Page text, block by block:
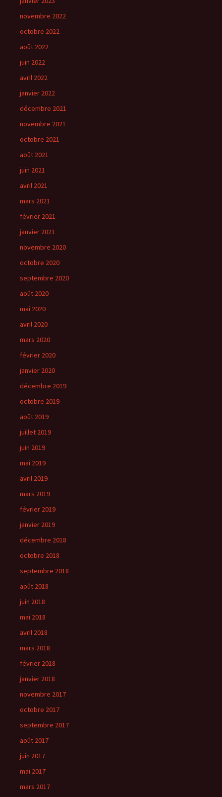
novembre 2022
octobre 2022
août 2022
juin 2022
avril 2022
janvier 2022
décembre 2021
novembre 2021
octobre 2021
août 2021
juin 2021
avril 2021
mars 2021
février 2021
janvier 2021
novembre 2020
octobre 2020
septembre 2020
août 2020
mai 2020
avril 2020
mars 2020
février 2020
janvier 2020
décembre 2019
octobre 2019
août 2019
juillet 2019
juin 2019
mai 2019
avril 2019
mars 2019
février 2019
janvier 2019
décembre 2018
octobre 2018
septembre 2018
août 2018
juin 2018
mai 2018
avril 2018
mars 2018
février 2018
janvier 2018
novembre 2017
octobre 2017
septembre 2017
août 2017
juin 2017
mai 2017
mars 2017